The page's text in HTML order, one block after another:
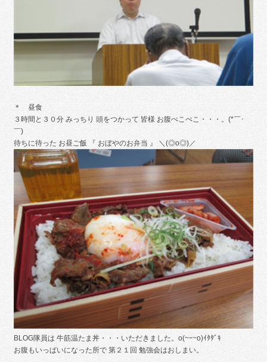
＊ 昼食
３時間と３０分 みっちり 頭をつかって 皆様 お腹ぺこぺこ・・・。(*￣･
￣)
待ちに待った お昼ご飯 『 おぼやのお弁当 』 ＼(◎o◎)／
BLOG隊員は 牛筋温たま丼・・・いただきました。o(~ｰ~o)ｲﾀﾀﾞｷ
お腹もいっぱいになった所で 第２１回 勉強会はおしまい。